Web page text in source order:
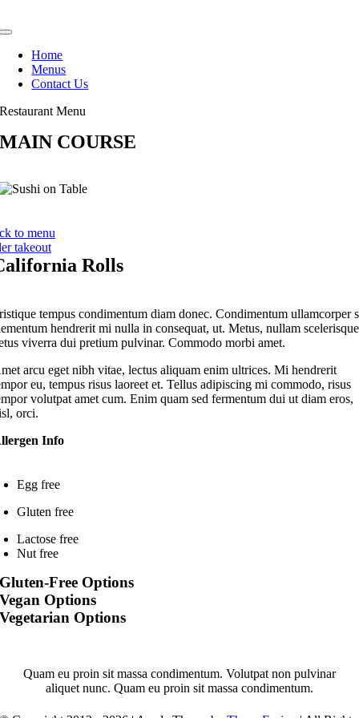
to
Toggle
NavigationHome
Menus
Contact Us
Restaurant Menu
MAIN COURSE
to menu
takeout
Rolls
tempus condimentum diam donec. Condimentum ullamcorper
hendrerit mi nulla in consequat, ut. Metus, nullam scelerisque
viverra dui pretium pulvinar. Commodo morbi amet.
arcu eget nibh vitae, lectus aliquam enim ultrices. Mi hendrerit
eu, tempus risus laoreet et. Tellus adipiscing mi commodo, risus
volutpat amet cum. Enim quam sed fermentum dui ut diam eros,
orci.
Info
Egg free
Gluten free
Lactose free
Nut free
Gluten-Free Options
Vegan Options
Vegetarian Options
Quam eu proin sit massa condimentum. Volutpat non pulvinar
aliquet nunc. Quam eu proin sit massa condimentum.